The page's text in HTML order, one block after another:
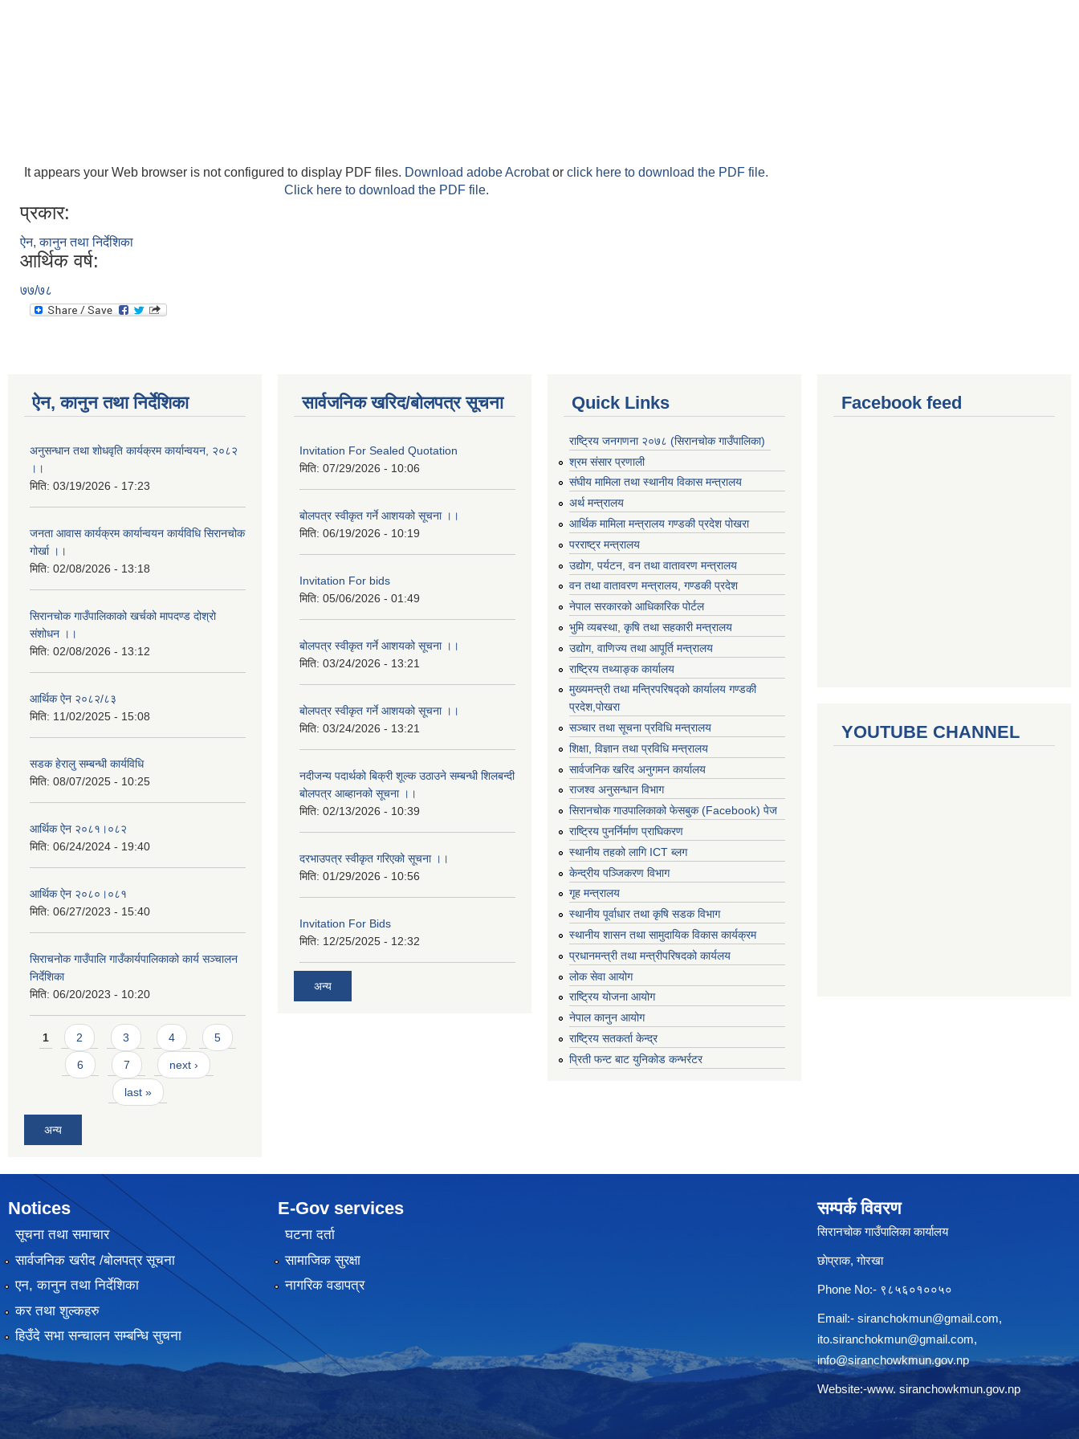
It appears your Web browser is not configured to display PDF files. Download adobe Acrobator click here to download the PDF file.
Click here to download the PDF file.
प्रकार:
ऐन, कानुन तथा निर्देशिका
आर्थिक वर्ष:
७७/७८
ऐन, कानुन तथा निर्देशिका
अनुसन्धान तथा शोधवृति कार्यक्रम कार्यान्वयन, २०८२
।।
मिति: 03/19/2026 - 17:23
जनता आवास कार्यक्रम कार्यान्वयन कार्यविधि सिरानचोक
गोर्खा ।।
मिति: 02/08/2026 - 13:18
सिरानचोक गाउँपालिकाको खर्चको मापदण्ड दोश्रो
संशोधन ।।
मिति: 02/08/2026 - 13:12
आर्थिक ऐन २०८२/८३
मिति: 11/02/2025 - 15:08
सडक हेरालु सम्बन्धी कार्यविधि
मिति: 08/07/2025 - 10:25
आर्थिक ऐन २०८१।०८२
मिति: 06/24/2024 - 19:40
आर्थिक ऐन २०८०।०८१
मिति: 06/27/2023 - 15:40
सिराचनोक गाउँपालि गाउँकार्यपालिकाको कार्य सञ्चालन
निर्देशिका
मिति: 06/20/2023 - 10:20
Pages
1 2 3 4 5
6 7 next ›
last »
अन्य
सार्वजनिक खरिद/बोलपत्र सूचना
Invitation For Sealed Quotation
मिति: 07/29/2026 - 10:06
बोलपत्र स्वीकृत गर्ने आशयको सूचना ।।
मिति: 06/19/2026 - 10:19
Invitation For bids
मिति: 05/06/2026 - 01:49
बोलपत्र स्वीकृत गर्ने आशयको सूचना ।।
मिति: 03/24/2026 - 13:21
बोलपत्र स्वीकृत गर्ने आशयको सूचना ।।
मिति: 03/24/2026 - 13:21
नदीजन्य पदार्थको बिक्री शूल्क उठाउने सम्बन्धी शिलबन्दी
बोलपत्र आब्हानको सूचना ।।
मिति: 02/13/2026 - 10:39
दरभाउपत्र स्वीकृत गरिएको सूचना ।।
मिति: 01/29/2026 - 10:56
Invitation For Bids
मिति: 12/25/2025 - 12:32
अन्य
Quick Links
राष्ट्रिय जनगणना २०७८ (सिरानचोक गाउँपालिका)
श्रम संसार प्रणाली
संघीय मामिला तथा स्थानीय विकास मन्त्रालय
अर्थ मन्त्रालय
आर्थिक मामिला मन्त्रालय गण्डकी प्रदेश पोखरा
परराष्ट्र मन्त्रालय
उद्योग, पर्यटन, वन तथा वातावरण मन्त्रालय
वन तथा वातावरण मन्त्रालय, गण्डकी प्रदेश
नेपाल सरकारको आधिकारिक पोर्टल
भुमि व्यबस्था, कृषि तथा सहकारी मन्त्रालय
उद्योग, वाणिज्य तथा आपूर्ति मन्त्रालय
राष्ट्रिय तथ्याङ्क कार्यालय
मुख्यमन्त्री तथा मन्त्रिपरिषद्को कार्यालय गण्डकी
प्रदेश,पोखरा
सञ्‍चार तथा सूचना प्रविधि मन्त्रालय
शिक्षा, विज्ञान तथा प्रविधि मन्त्रालय
सार्वजनिक खरिद अनुगमन कार्यालय
राजश्व अनुसन्धान विभाग
सिरानचोक गाउपालिकाको फेसबुक (Facebook) पेज
राष्ट्रिय पुनर्निर्माण प्राघिकरण
स्थानीय तहको लागि ICT ब्लग
केन्द्रीय पञ्जिकरण विभाग
गृह मन्त्रालय
स्थानीय पूर्वाधार तथा कृषि सडक विभाग
स्थानीय शासन तथा सामुदायिक विकास कार्यक्रम
प्रधानमन्त्री तथा मन्त्रीपरिषदको कार्यलय
लोक सेवा आयोग
राष्ट्रिय योजना आयोग
नेपाल कानुन आयोग
राष्ट्रिय सतकर्ता केन्द्र
प्रिती फन्ट बाट युनिकोड कन्भर्रटर
Facebook feed
YOUTUBE CHANNEL
Notices
सूचना तथा समाचार
सार्वजनिक खरीद /बोलपत्र सूचना
एन, कानुन तथा निर्देशिका
कर तथा शुल्कहरु
हिउँदे सभा सन्चालन सम्बन्धि सुचना
E-Gov services
घटना दर्ता
सामाजिक सुरक्षा
नागरिक वडापत्र
सम्पर्क विवरण
सिरानचोक गाउँपालिका कार्यालय
छाेप्राक, गाेरखा
Phone No:- ९८५६०१००५०
Email:- siranchokmun@gmail.com,
ito.siranchokmun@gmail.com,
info@siranchowkmun.gov.np
Website:-www. siranchowkmun.gov.np